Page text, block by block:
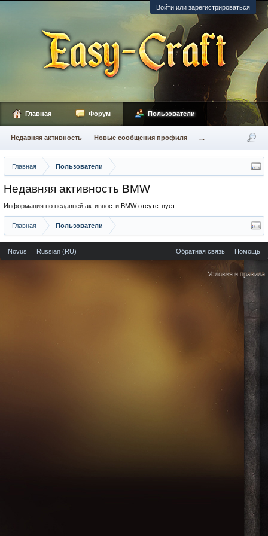
Войти или зарегистрироваться
Главная Пользователи
Недавняя активность BMW
Информация по недавней активности BMW отсутствует.
Главная Пользователи
Главная Форум Пользователи
Недавняя активность Новые сообщения профиля ...
Novus Russian (RU) Обратная связь Помощь
Условия и правила